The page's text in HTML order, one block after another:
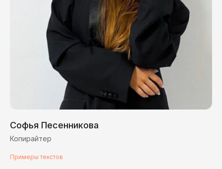
Софья Песенникова
Копирайтер
Примеры текстов